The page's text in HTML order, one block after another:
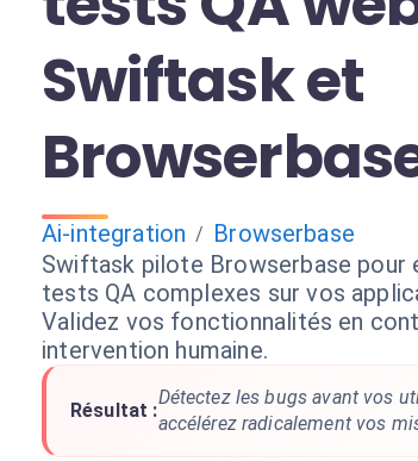
Swiftask et
Ai-integration / Browserbase
Swiftask pilote Browserbase pour
tests QA complexes sur vos
Validez vos fonctionnalités en
intervention humaine.
Résultat :
Détectez les bugs avant vos
accélérez radicalement vos